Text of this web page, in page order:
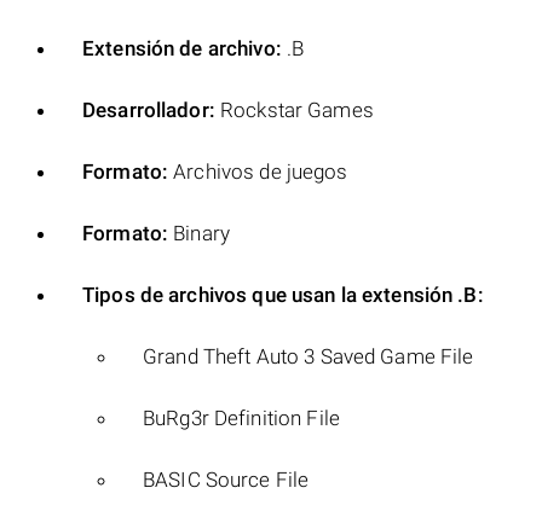
Extensión de archivo: .B
Desarrollador: Rockstar Games
Formato: Archivos de juegos
Formato: Binary
Tipos de archivos que usan la extensión .B:
Grand Theft Auto 3 Saved Game File
BuRg3r Definition File
BASIC Source File